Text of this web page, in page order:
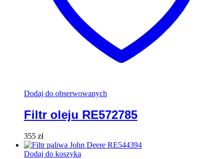
Dodaj do obserwowanych
Filtr oleju RE572785
355 zł
Dodaj do koszyka